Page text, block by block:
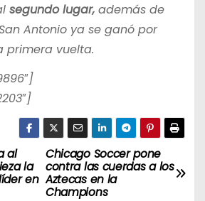
segundo lugar,además de
Antonio ya se ganó por
primera vuelta.
Chicago Soccer pone
contra las cuerdas a los
Aztecas en la
Champions
al
la
en